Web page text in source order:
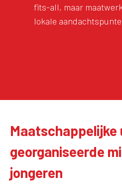
fits-all, maar
lokale
Maatschappelijke
georganiseerde
jongeren